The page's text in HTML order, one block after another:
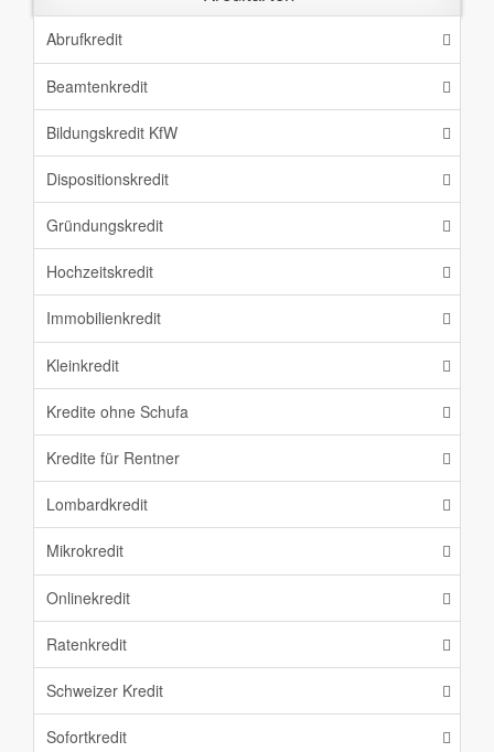
Abrufkredit
Beamtenkredit
Bildungskredit KfW
Dispositionskredit
Gründungskredit
Hochzeitskredit
Immobilienkredit
Kleinkredit
Kredite ohne Schufa
Kredite für Rentner
Lombardkredit
Mikrokredit
Onlinekredit
Ratenkredit
Schweizer Kredit
Sofortkredit